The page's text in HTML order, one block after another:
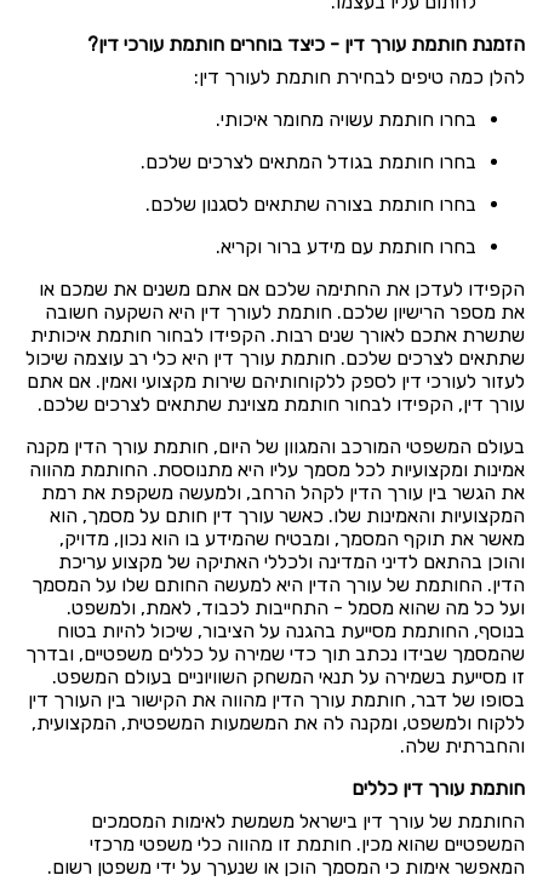
הזמנת חותמת עורך דין - כיצד בוחרים חותמת עורכי דין?
להלן כמה טיפים לבחירת חותמת לעורך דין:
בחרו חותמת עשויה מחומר איכותי.
בחרו חותמת בגודל המתאים לצרכים שלכם.
בחרו חותמת בצורה שתתאים לסגנון שלכם.
בחרו חותמת עם מידע ברור וקריא.
הקפידו לעדכן את החתימה שלכם אם אתם משנים את שמכם או
את מספר הרישיון שלכם. חותמת לעורך דין היא השקעה חשובה
שתשרת אתכם לאורך שנים רבות. הקפידו לבחור חותמת איכותית
שתתאים לצרכים שלכם. חותמת עורך דין היא כלי רב עוצמה שיכול
לעזור לעורכי דין לספק ללקוחותיהם שירות מקצועי ואמין. אם אתם
עורך דין, הקפידו לבחור חותמת מצוינת שתתאים לצרכים שלכם.
בעולם המשפטי המורכב והמגוון של היום, חותמת עורך הדין מקנה
אמינות ומקצועיות לכל מסמך עליו היא מתנוססת. החותמת מהווה
את הגשר בין עורך הדין לקהל הרחב, ולמעשה משקפת את רמת
המקצועיות והאמינות שלו. כאשר עורך דין חותם על מסמך, הוא
מאשר את תוקף המסמך, ומבטיח שהמידע בו הוא נכון, מדויק,
והוכן בהתאם לדיני המדינה ולכללי האתיקה של מקצוע עריכת
הדין. החותמת של עורך הדין היא למעשה החותם שלו על המסמך
ועל כל מה שהוא מסמל - התחייבות לכבוד, לאמת, ולמשפט.
בנוסף, החותמת מסייעת בהגנה על הציבור, שיכול להיות בטוח
שהמסמך שבידו נכתב תוך כדי שמירה על כללים משפטיים, ובדרך
זו מסייעת בשמירה על תנאי המשחק השוויוניים בעולם המשפט.
בסופו של דבר, חותמת עורך הדין מהווה את הקישור בין העורך דין
ללקוח ולמשפט, ומקנה לה את המשמעות המשפטית, המקצועית,
והחברתית שלה.
חותמת עורך דין כללים
החותמת של עורך דין בישראל משמשת לאימות המסמכים
המשפטיים שהוא מכין. חותמת זו מהווה כלי משפטי מרכזי
המאפשר אימות כי המסמך הוכן או שנערך על ידי משפטן רשום.